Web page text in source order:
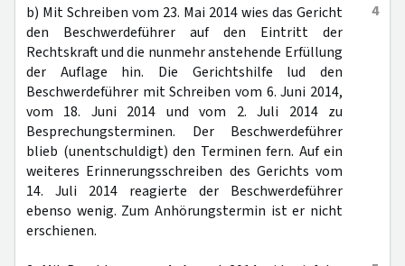
4
b) Mit Schreiben vom 23. Mai 2014 wies das Gericht
den Beschwerdeführer auf den Eintritt der
Rechtskraft und die nunmehr anstehende Erfüllung
der Auflage hin. Die Gerichtshilfe lud den
Beschwerdeführer mit Schreiben vom 6. Juni 2014,
vom 18. Juni 2014 und vom 2. Juli 2014 zu
Besprechungsterminen. Der Beschwerdeführer
blieb (unentschuldigt) den Terminen fern. Auf ein
weiteres Erinnerungsschreiben des Gerichts vom
14. Juli 2014 reagierte der Beschwerdeführer
ebenso wenig. Zum Anhörungstermin ist er nicht
erschienen.